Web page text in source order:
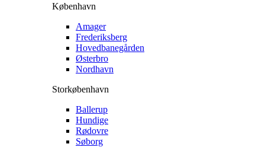
København
Amager
Frederiksberg
Hovedbanegården
Østerbro
Nordhavn
Storkøbenhavn
Ballerup
Hundige
Rødovre
Søborg